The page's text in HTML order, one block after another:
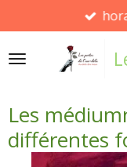
au
contenu
Les
différentes